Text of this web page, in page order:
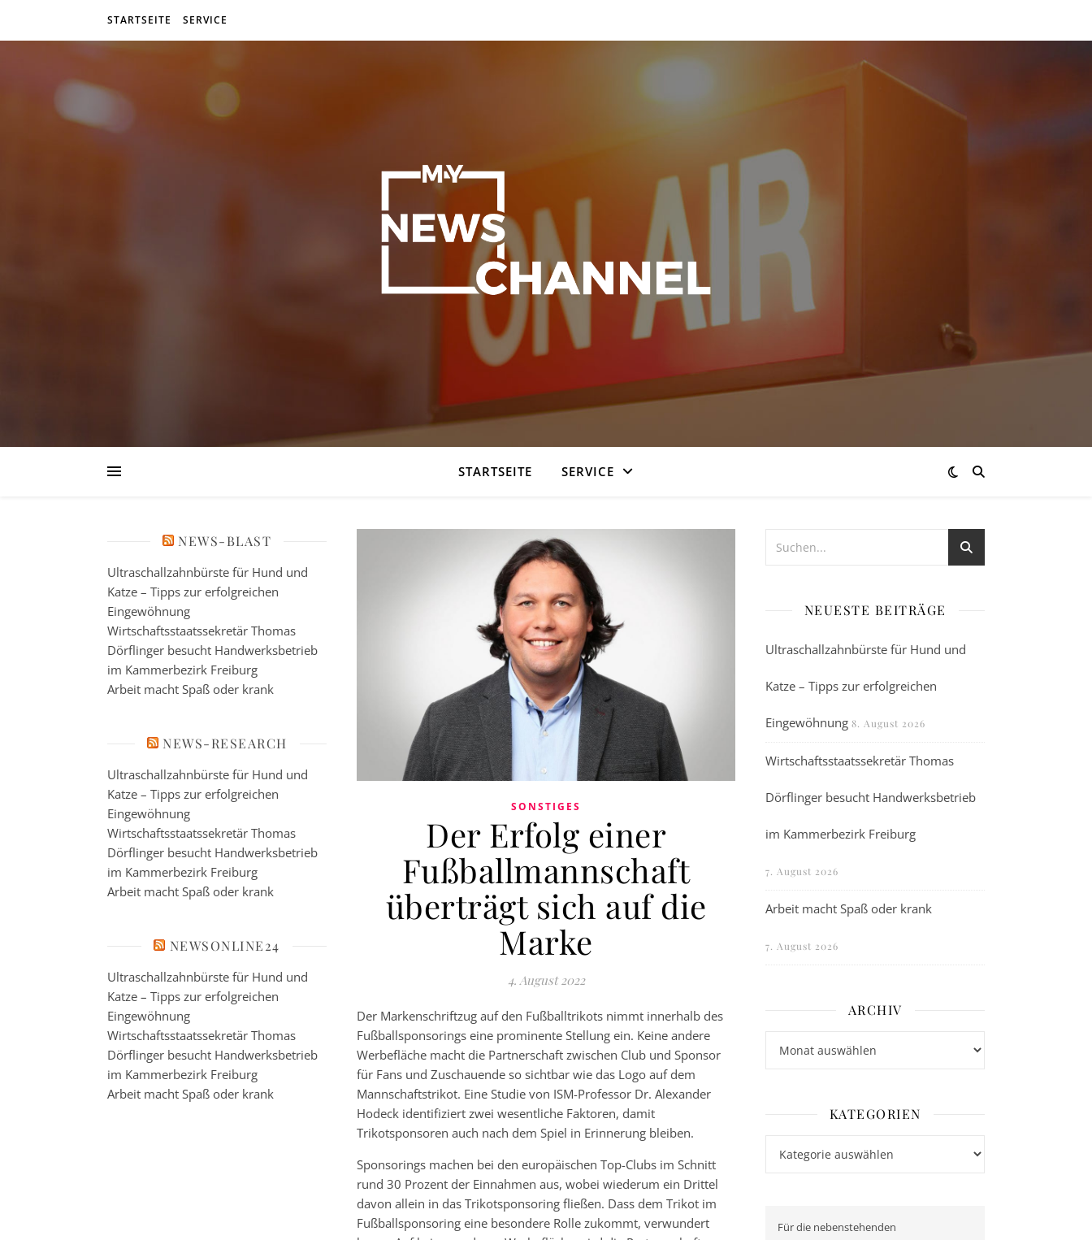
STARTSEITE SERVICE
STARTSEITE SERVICE
NEWS-BLAST
Ultraschallzahnbürste für Hund und
Katze – Tipps zur erfolgreichen
Eingewöhnung
Wirtschaftsstaatssekretär Thomas
Dörflinger besucht Handwerksbetrieb
im Kammerbezirk Freiburg
Arbeit macht Spaß oder krank
NEWS-RESEARCH
Ultraschallzahnbürste für Hund und
Katze – Tipps zur erfolgreichen
Eingewöhnung
Wirtschaftsstaatssekretär Thomas
Dörflinger besucht Handwerksbetrieb
im Kammerbezirk Freiburg
Arbeit macht Spaß oder krank
NEWSONLINE24
Ultraschallzahnbürste für Hund und
Katze – Tipps zur erfolgreichen
Eingewöhnung
Wirtschaftsstaatssekretär Thomas
Dörflinger besucht Handwerksbetrieb
im Kammerbezirk Freiburg
Arbeit macht Spaß oder krank
SONSTIGES
Der Erfolg einer
Fußballmannschaft
überträgt sich auf die
Marke
4. August 2022
Der Markenschriftzug auf den Fußballtrikots nimmt innerhalb des
Fußballsponsorings eine prominente Stellung ein. Keine andere
Werbefläche macht die Partnerschaft zwischen Club und Sponsor
für Fans und Zuschauende so sichtbar wie das Logo auf dem
Mannschaftstrikot. Eine Studie von ISM-Professor Dr. Alexander
Hodeck identifiziert zwei wesentliche Faktoren, damit
Trikotsponsoren auch nach dem Spiel in Erinnerung bleiben.
Sponsorings machen bei den europäischen Top-Clubs im Schnitt
rund 30 Prozent der Einnahmen aus, wobei wiederum ein Drittel
davon allein in das Trikotsponsoring fließen. Dass dem Trikot im
Fußballsponsoring eine besondere Rolle zukommt, verwundert
NEUESTE BEITRÄGE
Ultraschallzahnbürste für Hund und
Katze – Tipps zur erfolgreichen
Eingewöhnung 8. August 2026
Wirtschaftsstaatssekretär Thomas
Dörflinger besucht Handwerksbetrieb
im Kammerbezirk Freiburg
7. August 2026
Arbeit macht Spaß oder krank
7. August 2026
ARCHIV
KATEGORIEN
Für die nebenstehenden